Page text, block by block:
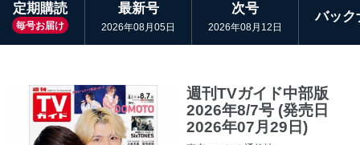
定期購読
毎号お届け
最新号
2026年08月05日
次号
2026年08月12日
バック
週刊TVガイド中部版
2026年8/7号 (発売日
2026年07月29日)